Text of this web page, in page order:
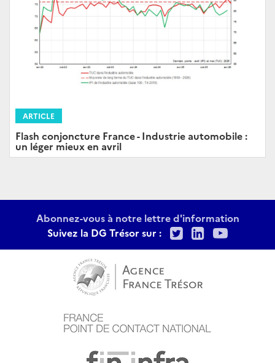
ARTICLE
Flash conjoncture France - Industrie automobile :
un léger mieux en avril
Abonnez-vous à notre lettre d'information
Suivez la DG Trésor sur :
TwitterLinkedIn